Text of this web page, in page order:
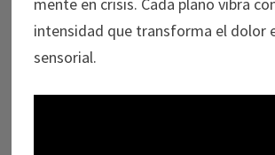
intensidad que transforma el dolor
sensorial.